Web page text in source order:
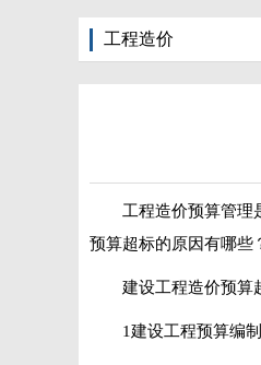
工程造价
工程造价预算管理
预算超标的原因有哪些
建设工程造价预算
1建设工程预算编制